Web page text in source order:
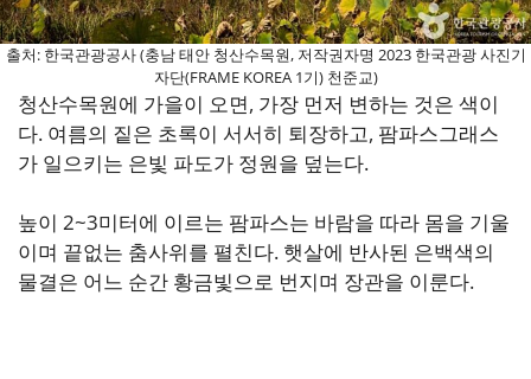
출처: 한국관광공사 (충남 태안 청산수목원, 저작권자명 2023 한국관광 사진기
자단(FRAME KOREA 1기) 천준교)
청산수목원에 가을이 오면, 가장 먼저 변하는 것은 색이
다. 여름의 짙은 초록이 서서히 퇴장하고, 팜파스그래스
가 일으키는 은빛 파도가 정원을 덮는다.
높이 2~3미터에 이르는 팜파스는 바람을 따라 몸을 기울
이며 끝없는 춤사위를 펼친다. 햇살에 반사된 은백색의
물결은 어느 순간 황금빛으로 번지며 장관을 이룬다.